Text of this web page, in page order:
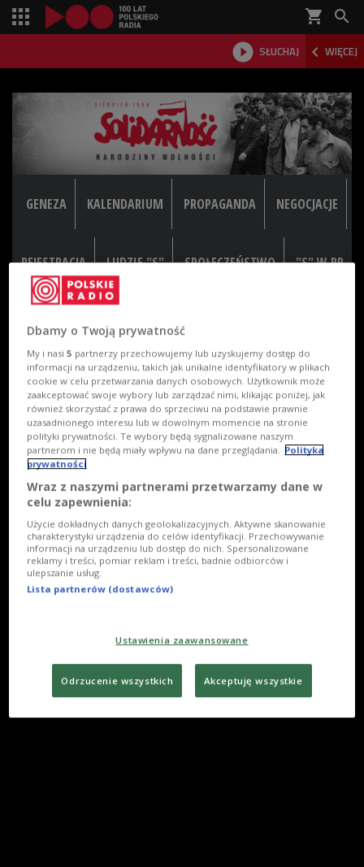
shopping_cart 
 SŁUCHAJ  WIĘCEJ

GENEZA KALENDARIUM PROPAGANDA NEGOCJACJE
REJESTRACJA LUDZIE "S" SPOŁECZEŃSTWO "S" W PR
Polskie lato 1980
Dbamy o Twoją prywatność
My i nasi5 partnerzy przechowujemy lub uzyskujemy dostęp do
informacji na urządzeniu, takich jak unikalne identyfikatory w plikach
cookie w celu przetwarzania danych osobowych. Użytkownik może
zaakceptować swoje wybory lub zarządzać nimi, klikając poniżej, jak
również skorzystać z prawa do sprzeciwu na podstawie prawnie
uzasadnionego interesu lub w dowolnym momencie na stronie
polityki prywatności. Te wybory będą sygnalizowane naszym
partnerom i nie będą miały wpływu na dane przeglądania.
Polityka
prywatności
Wraz z naszymi partnerami przetwarzamy dane w
celu zapewnienia:
Użycie dokładnych danych geolokalizacyjnych. Aktywne skanowanie
charakterystyki urządzenia do celów identyfikacji. Przechowywanie
informacji na urządzeniu lub dostęp do nich. Spersonalizowane
reklamy i treści, pomiar reklam i treści, badnie odbiorców i
ulepszanie usług.
Lista partnerów (dostawców)
Ustawienia zaawansowane
Odrzucenie wszystkich Akceptuję wszystkie